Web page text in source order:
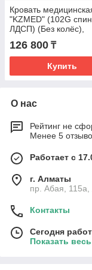
Кровать
"KZMED" (102G
ЛДСП) (Без колёс),
светлое дерево
126 800 ₸
Купить
О нас
Рейтинг не
Менее 5
Работает с
г. Алматы
пр. Абая, 115а,
Контакты
Сегодня
Показать